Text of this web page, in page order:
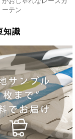
ーテン
知識